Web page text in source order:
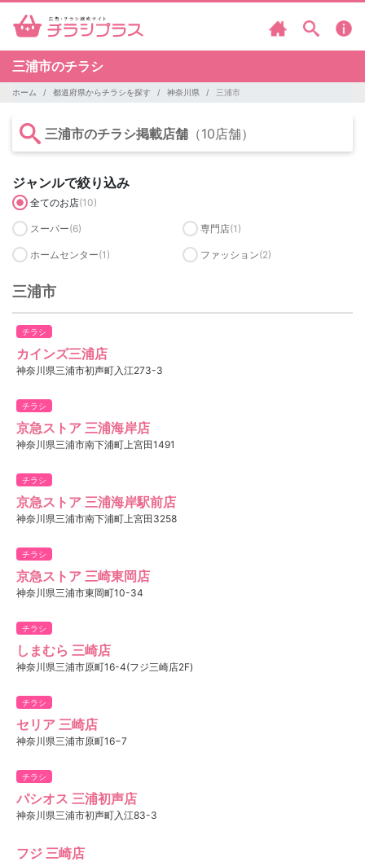
三浦市のチラシ
ホーム 都道府県からチラシを探す 神奈川県 三浦市
三浦市のチラシ掲載店舗 （10店舗）
ジャンルで絞り込み
全てのお店(10)
スーパー(6) 専門店(1)
ホームセンター(1) ファッション(2)
三浦市
チラシ
カインズ三浦店
神奈川県三浦市初声町入江273-3
チラシ
京急ストア 三浦海岸店
神奈川県三浦市南下浦町上宮田1491
チラシ
京急ストア 三浦海岸駅前店
神奈川県三浦市南下浦町上宮田3258
チラシ
京急ストア 三崎東岡店
神奈川県三浦市東岡町10-34
チラシ
しまむら 三崎店
神奈川県三浦市原町16-4(フジ三崎店2F)
チラシ
セリア 三崎店
神奈川県三浦市原町16−7
チラシ
パシオス 三浦初声店
神奈川県三浦市初声町入江83-3
フジ 三崎店